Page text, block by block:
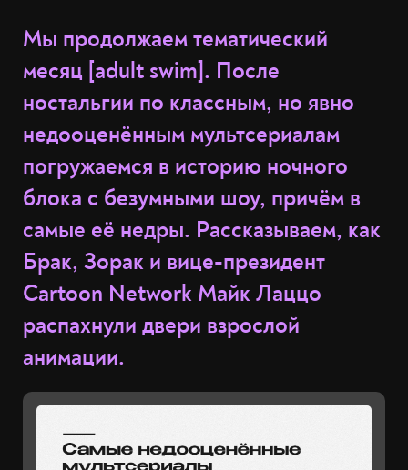
Мы продолжаем тематический
месяц [adult swim]. После
ностальгии по классным, но явно
недооценённым мультсериалам
погружаемся в историю ночного
блока с безумными шоу, причём в
самые её недры. Рассказываем, как
Брак, Зорак и вице-президент
Cartoon Network Майк Лаццо
распахнули двери взрослой
анимации.